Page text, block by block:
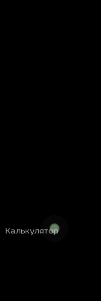
Калькулятор